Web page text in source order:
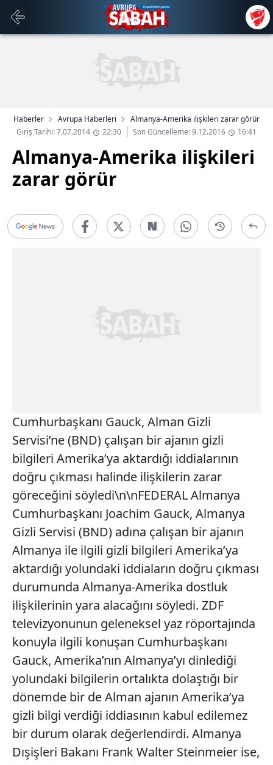
Haberler Avrupa Haberleri
Almanya-Amerika ilişkileri zarar görür
Giriş Tarihi: 7.07.2014
22:30 Son Güncelleme: 9.12.2016 16:41
Almanya-Amerika ilişkileri
zarar görür
Cumhurbaşkanı Gauck, Alman Gizli
Servisi’ne (BND) çalışan bir ajanın gizli
bilgileri Amerika’ya aktardığı iddialarının
doğru çıkması halinde ilişkilerin zarar
göreceğini söyledi\n\nFEDERAL Almanya
Cumhurbaşkanı Joachim Gauck, Almanya
Gizli Servisi (BND) adına çalışan bir ajanın
Almanya ile ilgili gizli bilgileri Amerika’ya
aktardığı yolundaki iddiaların doğru çıkması
durumunda Almanya-Amerika dostluk
ilişkilerinin yara alacağını söyledi. ZDF
televizyonunun geleneksel yaz röportajında
konuyla ilgili konuşan Cumhurbaşkanı
Gauck, Amerika’nın Almanya’yı dinlediği
yolundaki bilgilerin ortalıkta dolaştığı bir
dönemde bir de Alman ajanın Amerika’ya
gizli bilgi verdiği iddiasının kabul edilemez
bir durum olarak değerlendirdi. Almanya
Dışişleri Bakanı Frank Walter Steinmeier ise,